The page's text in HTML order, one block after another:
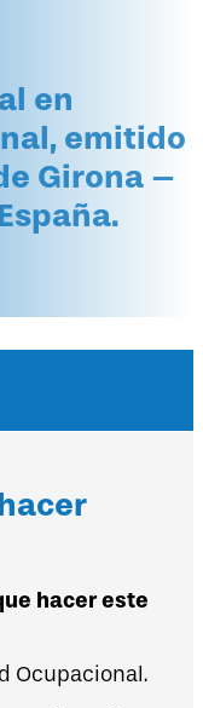
en
emitido
Girona –
hacer este
Ocupacional.